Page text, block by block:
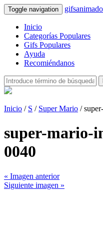
Toggle navigation
Inicio
Categorías Populares
Gifs Populares
Ayuda
Recomiéndanos
Inicio / S / Super Mario /
super-mario-
0040
« Imagen anterior
Siguiente imagen »